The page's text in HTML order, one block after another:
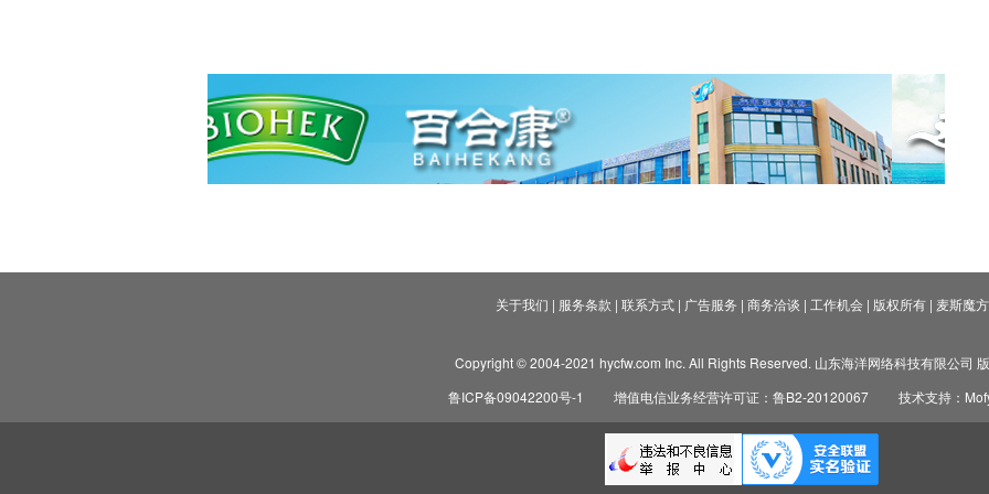
关于我们 | 服务条款 | 联系方式| 广告服务 | 商务洽谈 | 工作机会| 版权所有| 麦斯魔方
Copyright © 2004-2021 hycfw.com Inc. All Rights Reserved. 山东海洋网络科技有限公司
鲁ICP备09042200号-1
增值电信业务经营许可证：鲁B2-20120067 技术支持：